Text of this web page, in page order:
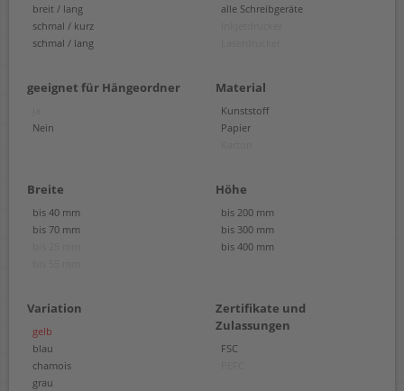
breit / lang
schmal / kurz
schmal / lang
alle Schreibgeräte
geeignet für Hängeordner
Nein
Material
Kunststoff
Papier
Breite
bis 40 mm
bis 70 mm
Höhe
bis 200 mm
bis 300 mm
bis 400 mm
Variation
gelb
blau
chamois
grau
Zertifikate und
Zulassungen
FSC